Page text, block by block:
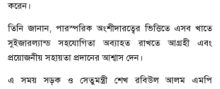
করেন।
তিনি জানান, পারস্পরিক অংশীদারত্বের ভিত্তিতে এসব খাতে
সুইজারল্যান্ড সহযোগিতা অব্যাহত রাখতে আগ্রহী এবং
প্রয়োজনীয় সহায়তা প্রদানের আশ্বাস দেন।
এ সময় সড়ক ও সেতুমন্ত্রী শেখ রবিউল আলম এমপি